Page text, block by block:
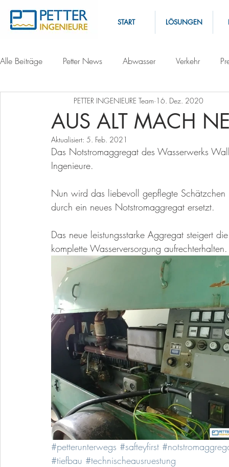
START LÖSUNGEN
Alle Beiträge Petter News Abwasser Verkehr
AUS ALT MACH
PETTER INGENIEURE Team 16. Dez. 2020
Aktualisiert: 5. Feb. 2021
Das Notstromaggregat des Wasserwerks
Ingenieure.
Nun wird das liebevoll gepflegte
durch ein neues Notstromaggregat ersetzt.
Das neue leistungsstarke Aggregat steigert
komplette Wasserversorgung
#petterunterwegs #safteyfirst
#tiefbau #technischeausruestung